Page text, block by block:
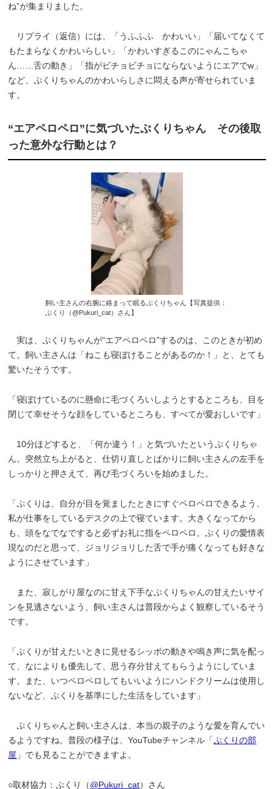
ね”が集まりました。
リプライ（返信）には、「うふふふ かわいい」「届いてなくて
もたまらなくかわいらしい」「かわいすぎるこのにゃんこちゃ
ん……舌の動き」「指がビチョビチョにならないようにエアでw」
など、ぷくりちゃんのかわいらしさに悶える声が寄せられていま
す。
“エアペロペロ”に気づいたぷくりちゃん その後取
った意外な行動とは？
飼い主さんの右腕に絡まって眠るぷくりちゃん【写真提供：
ぷくり（@Pukuri_cat）さん】
実は、ぷくりちゃんが“エアペロペロ”するのは、このときが初め
て。飼い主さんは「ねこも寝ぼけることがあるのか！」と、とても
驚いたそうです。
「寝ぼけているのに懸命に毛づくろいしようとするところも、目を
閉じて幸せそうな顔をしているところも、すべてが愛おしいです」
10分ほどすると、「何か違う！」と気づいたというぷくりちゃ
ん。突然立ち上がると、仕切り直しとばかりに飼い主さんの左手を
しっかりと押さえて、再び毛づくろいを始めました。
「ぷくりは、自分が目を覚ましたときにすぐペロペロできるよう、
私が仕事をしているデスクの上で寝ています。大きくなってから
も、頭をなでなですると必ずお礼に指をペロペロ。ぷくりの愛情表
現なのだと思って、ジョリジョリした舌で手が痛くなっても好きな
ようにさせています」
また、寂しがり屋なのに甘え下手なぷくりちゃんの甘えたいサイ
ンを見逃さないよう、飼い主さんは普段からよく観察しているそう
です。
「ぷくりが甘えたいときに見せるシッポの動きや鳴き声に気を配っ
て、なによりも優先して、思う存分甘えてもらうようにしていま
す。また、いつペロペロしてもいいようにハンドクリームは使用し
ないなど、ぷくりを基準にした生活をしています」
ぷくりちゃんと飼い主さんは、本当の親子のような愛を育んでい
るようですね。普段の様子は、YouTubeチャンネル「ぷくりの部
屋 」でも見ることができますよ。
○取材協力：ぷくり（@Pukuri_cat）さん